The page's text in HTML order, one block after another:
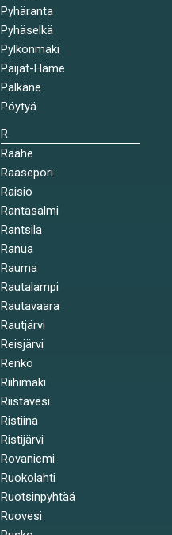
Pyhäranta
Pyhäselkä
Pylkönmäki
Päijät-Häme
Pälkäne
Pöytyä
R
Raahe
Raasepori
Raisio
Rantasalmi
Rantsila
Ranua
Rauma
Rautalampi
Rautavaara
Rautjärvi
Reisjärvi
Renko
Riihimäki
Riistavesi
Ristiina
Ristijärvi
Rovaniemi
Ruokolahti
Ruotsinpyhtää
Ruovesi